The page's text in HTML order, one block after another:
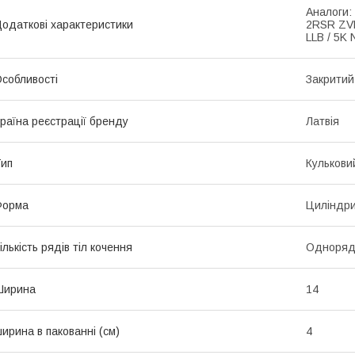
характеристики
2RSR
LLB / 5K
Закритий
реєстрації бренду Латвія
рядів тіл кочення
14
в пакованні (см) 4